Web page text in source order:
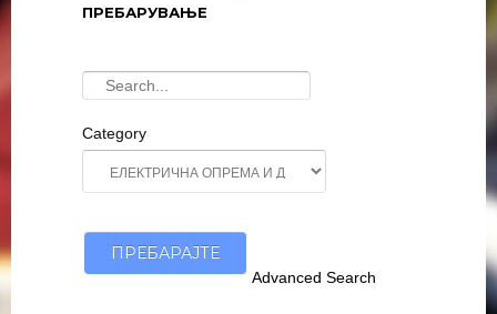
ПРЕБАРУВАЊЕ
Category
Advanced Search